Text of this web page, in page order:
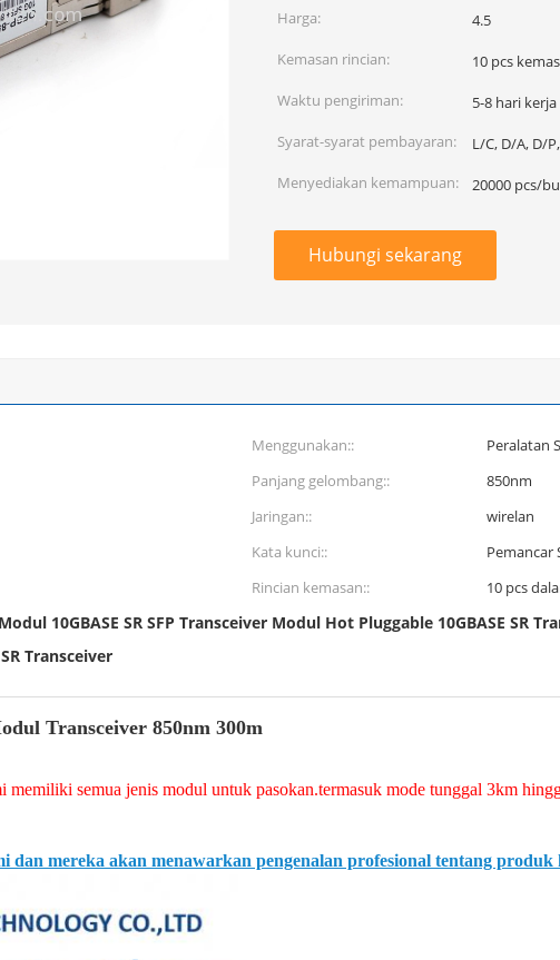
Harga:
4.5
Kemasan rincian:
10 pcs
Waktu pengiriman:
5-8 hari kerja
Syarat-syarat pembayaran:
L/C, D/A, D/
Menyediakan kemampuan:
20000 pcs/
Hubungi sekarang
Menggunakan::
Peralatan
Panjang gelombang::
850nm
Jaringan::
wirelan
Kata kunci::
Pemancar
Rincian kemasan::
10 pcs
10GBASE SR SFP Transceiver Modul Hot Pluggable 10GBASE SR
Transceiver
Transceiver 850nm 300m
memiliki semua jenis modul untuk pasokan.termasuk mode tunggal 3km
mereka akan menawarkan pengenalan profesional tentang produk